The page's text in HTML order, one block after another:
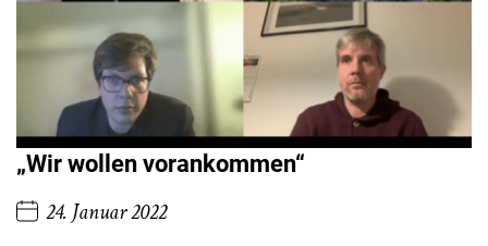
„Wir wollen vorankommen“
24. Januar 2022